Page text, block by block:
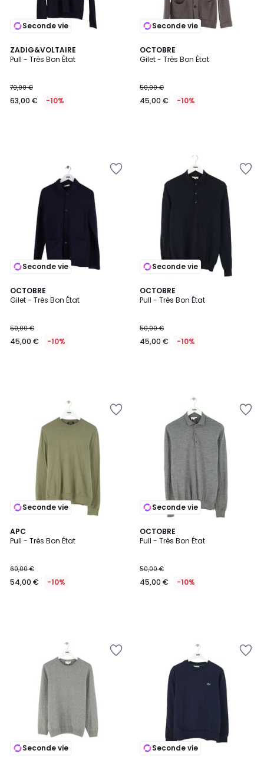
Seconde vie
ZADIG&VOLTAIRE
Pull - Très Bon État
70,00 €
63,00 € -10%
Seconde vie
OCTOBRE
Gilet - Très Bon État
50,00 €
45,00 € -10%
Seconde vie
OCTOBRE
Gilet - Très Bon État
50,00 €
45,00 € -10%
Seconde vie
OCTOBRE
Pull - Très Bon État
50,00 €
45,00 € -10%
Seconde vie
APC
Pull - Très Bon État
60,00 €
54,00 € -10%
Seconde vie
OCTOBRE
Pull - Très Bon État
50,00 €
45,00 € -10%
Seconde vie Seconde vie